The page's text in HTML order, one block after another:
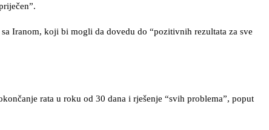
Iranom, koji bi mogli da dovedu do “pozitivnih rezultata za sve
rata u roku od 30 dana i rješenje “svih problema”, poput